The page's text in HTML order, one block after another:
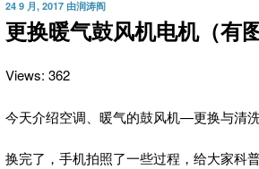
发
布
于
24 9 月, 2017 由润涛阎
更换暖气鼓风机电机（有
Views: 362
今天介绍空调、暖气的鼓风机—更换与清
换完了，手机拍照了一些过程，给大家科